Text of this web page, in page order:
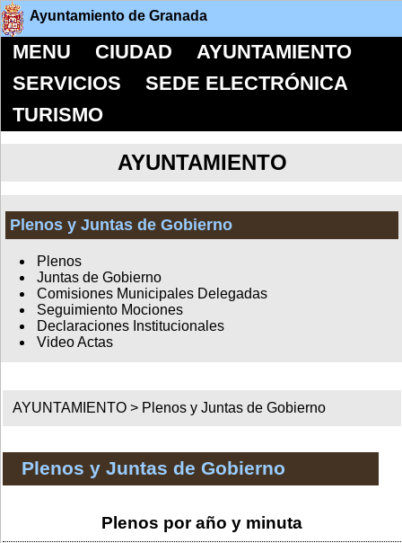
Ayuntamiento de Granada
MENU CIUDAD
AYUNTAMIENTO
SERVICIOS
SEDE ELECTRÓNICA
TURISMO
AYUNTAMIENTO
Plenos y Juntas de Gobierno
Plenos
Juntas de Gobierno
Comisiones Municipales Delegadas
Seguimiento Mociones
Declaraciones Institucionales
Video Actas
AYUNTAMIENTO > Plenos y Juntas de Gobierno
Plenos y Juntas de Gobierno
Plenos por año y minuta